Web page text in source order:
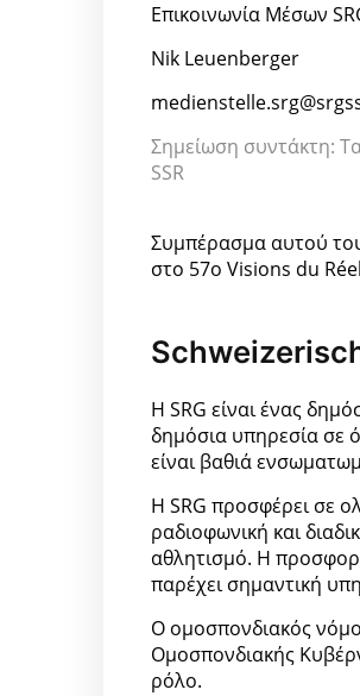
Επικοινωνία Μέσων
Nik Leuenberger
Σημείωση συντάκτη:
SSR
Συμπέρασμα αυτού
στο 57ο Visions du
Η SRG είναι ένας
δημόσια υπηρεσία σε
είναι βαθιά
Η SRG προσφέρει σε
ραδιοφωνική και
αθλητισμό. Η
παρέχει σημαντική
Ο ομοσπονδιακός
Ομοσπονδιακής
ρόλο.